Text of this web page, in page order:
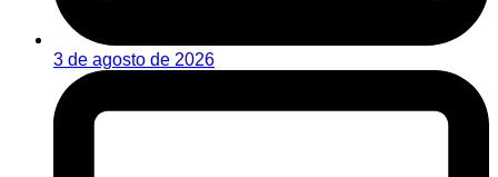
3 de agosto de 2026